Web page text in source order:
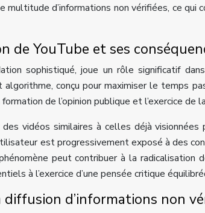
d’informations non vérifiées, ce qui
de YouTube et ses
sophistiqué, joue un rôle significatif
algorithme, conçu pour maximiser le temps
de l’opinion publique et l’exercice de
vidéos similaires à celles déjà visionnées
est progressivement exposé à des
peut contribuer à la radicalisation
à l’exercice d’une pensée critique
d’informations non